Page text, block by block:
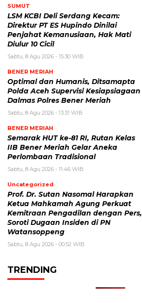
SUMUT
LSM KCBI Deli Serdang Kecam:
Direktur PT ES Hupindo Dinilai
Penjahat Kemanusiaan, Hak Mati
Diulur 10 Cicil
Sabtu, 8 Agu 2026 - 15:30 WIB
BENER MERIAH
Optimal dan Humanis, Ditsamapta
Polda Aceh Supervisi Kesiapsiagaan
Dalmas Polres Bener Meriah
Sabtu, 8 Agu 2026 - 13:31 WIB
BENER MERIAH
Semarak HUT ke-81 RI, Rutan Kelas
IIB Bener Meriah Gelar Aneka
Perlombaan Tradisional
Sabtu, 8 Agu 2026 - 11:46 WIB
Uncategorized
Prof. Dr. Sutan Nasomal Harapkan
Ketua Mahkamah Agung Perkuat
Kemitraan Pengadilan dengan Pers,
Soroti Dugaan Insiden di PN
Watansoppeng
Sabtu, 8 Agu 2026 - 00:52 WIB
TRENDING